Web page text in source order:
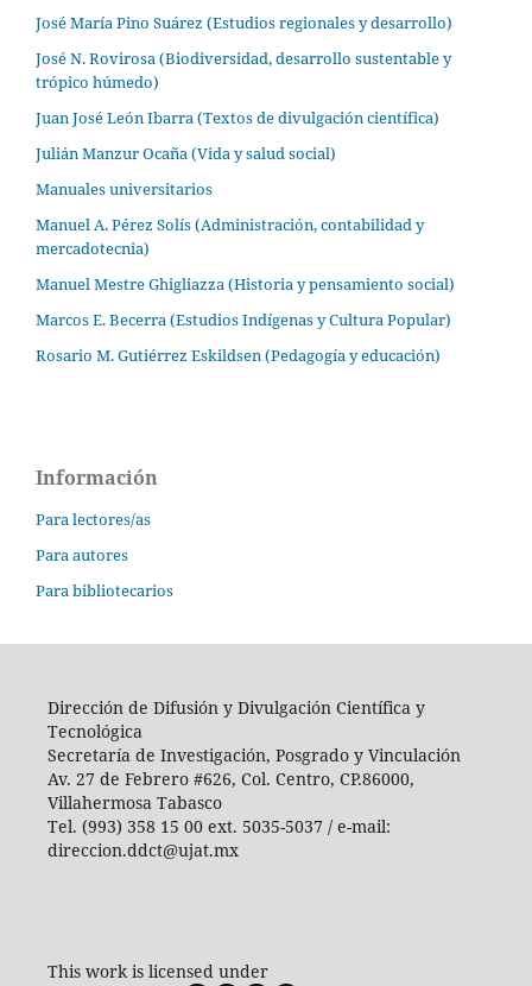
José María Pino Suárez (Estudios regionales y desarrollo)
José N. Rovirosa (Biodiversidad, desarrollo sustentable y
trópico húmedo)
Juan José León Ibarra (Textos de divulgación científica)
Julián Manzur Ocaña (Vida y salud social)
Manuales universitarios
Manuel A. Pérez Solís (Administración, contabilidad y
mercadotecnia)
Manuel Mestre Ghigliazza (Historia y pensamiento social)
Marcos E. Becerra (Estudios Indígenas y Cultura Popular)
Rosario M. Gutiérrez Eskildsen (Pedagogía y educación)
Información
Para lectores/as
Para autores
Para bibliotecarios
Dirección de Difusión y Divulgación Científica y
Tecnológica
Secretaría de Investigación, Posgrado y Vinculación
Av. 27 de Febrero #626, Col. Centro, CP.86000,
Villahermosa Tabasco
Tel. (993) 358 15 00 ext. 5035-5037 / e-mail:
direccion.ddct@ujat.mx
This work is licensed under